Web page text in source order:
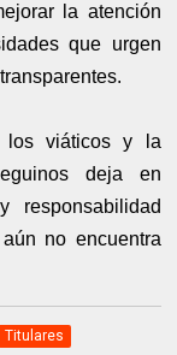
la atención
que urgen
los viáticos y la
deja en
responsabilidad
no encuentra
Titulares